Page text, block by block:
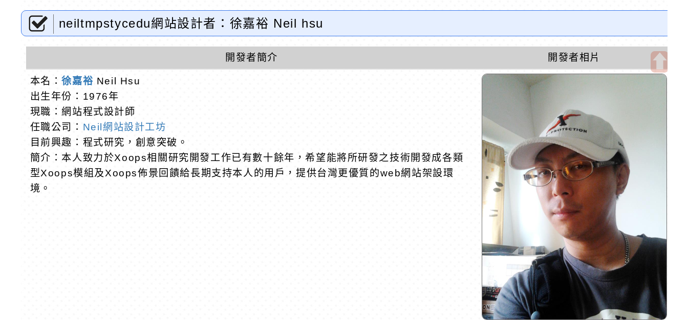
neiltmpstycedu網站設計者：徐嘉裕 Neil hsu
開發者簡介 開發者相片
本名：徐嘉裕 Neil Hsu
出生年份：1976年
現職：網站程式設計師
任職公司： Neil網站設計工坊
目前興趣：程式研究，創意突破。
簡介：本人致力於Xoops相關研究開發工作已有數十餘年，希望能將所研發之技術開發成各類
型Xoops模組及Xoops佈景回饋給長期支持本人的用戶，提供台灣更優質的web網站架設環
境。